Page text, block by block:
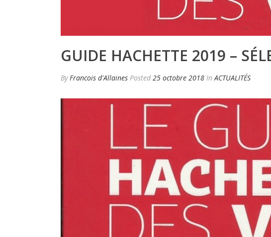
GUIDE HACHETTE 2019 –
ByFrancois d'Allaines Posted 25 octobre 2018 InACTUALITÉS